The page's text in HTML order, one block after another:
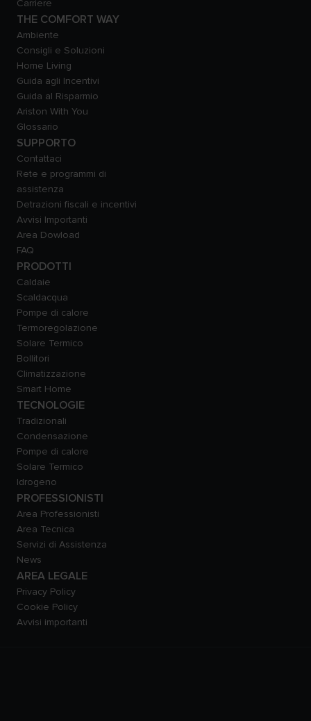
Carriere
THE COMFORT WAY
Ambiente
Consigli e Soluzioni
Home Living
Guida agli Incentivi
Guida al Risparmio
Ariston With You
Glossario
SUPPORTO
Contattaci
Rete e programmi di
assistenza
Detrazioni fiscali e incentivi
Avvisi Importanti
Area Dowload
FAQ
PRODOTTI
Caldaie
Scaldacqua
Pompe di calore
Termoregolazione
Solare Termico
Bollitori
Climatizzazione
Smart Home
TECNOLOGIE
Tradizionali
Condensazione
Pompe di calore
Solare Termico
Idrogeno
PROFESSIONISTI
Area Professionisti
Area Tecnica
Servizi di Assistenza
News
AREA LEGALE
Privacy Policy
Cookie Policy
Avvisi importanti